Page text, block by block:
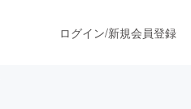
ログイン/新規会員登録